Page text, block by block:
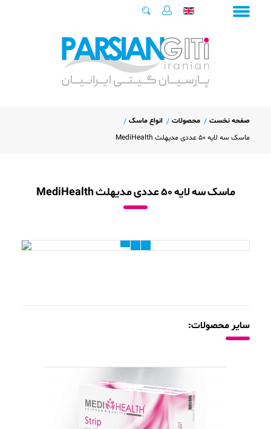
صفحه نخست محصولات
انواع ماسک
ماسک سه لایه 50 عددی مدیهلث MediHealth
ماسک سه لایه 50 عددی مدیهلث MediHealth
سایر محصولات: